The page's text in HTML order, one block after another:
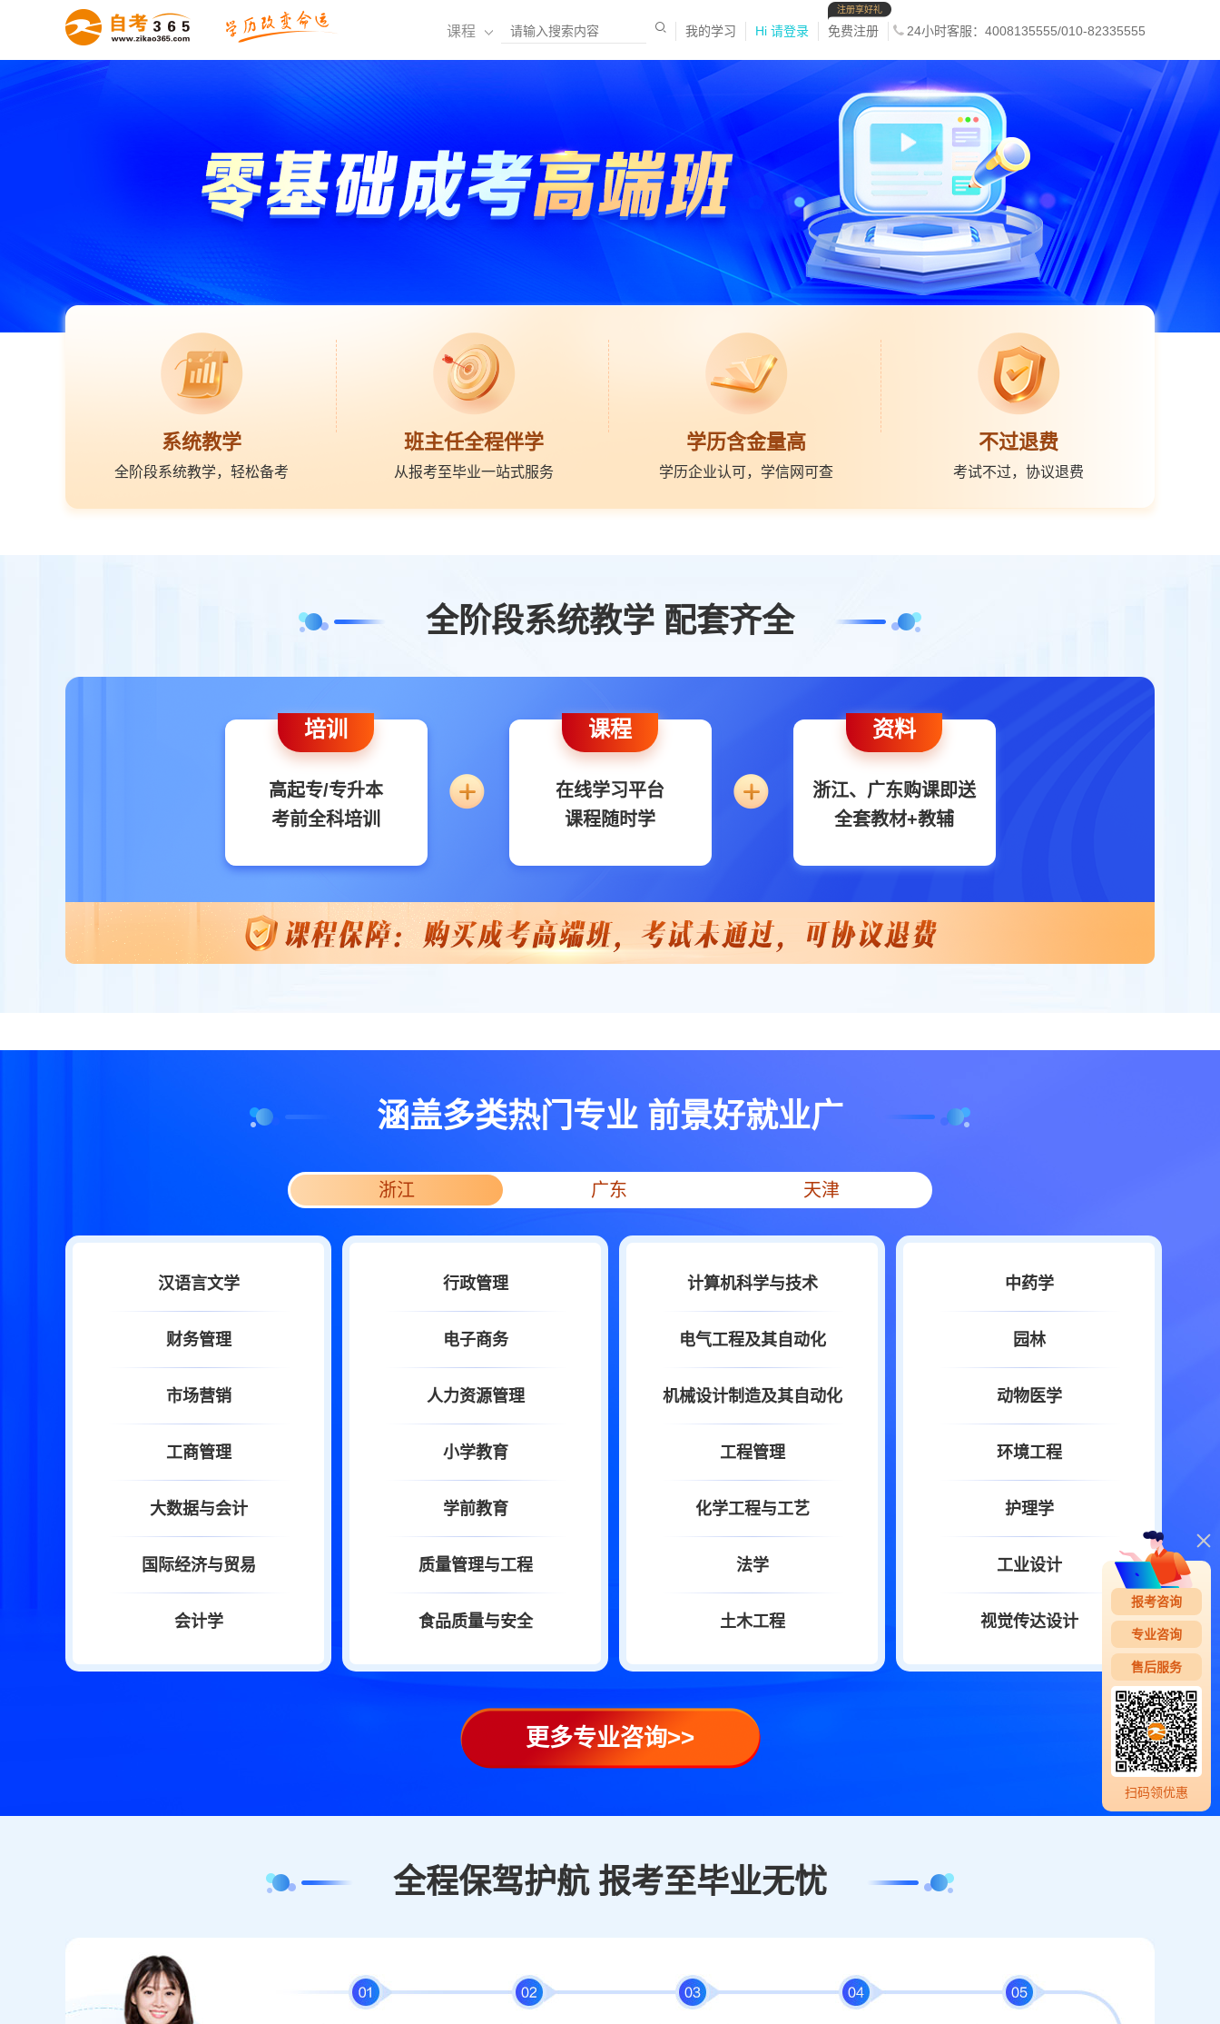
我的学习 Hi 请登录 免费注册
注册享好礼
24小时客服：4008135555/010-82335555
课程
系统教学
全阶段系统教学，轻松备考
班主任全程伴学
从报考至毕业一站式服务
学历含金量高
学历企业认可，学信网可查
不过退费
考试不过，协议退费
全阶段系统教学 配套齐全
培训
高起专/专升本
考前全科培训
课程
在线学习平台
课程随时学
资料
浙江、广东购课即送
全套教材+教辅
涵盖多类热门专业 前景好就业广
浙江 广东 天津
汉语言文学
财务管理
市场营销
工商管理
大数据与会计
国际经济与贸易
会计学
行政管理
电子商务
人力资源管理
小学教育
学前教育
质量管理与工程
食品质量与安全
计算机科学与技术
电气工程及其自动化
机械设计制造及其自动化
工程管理
化学工程与工艺
法学
土木工程
中药学
园林
动物医学
环境工程
护理学
工业设计
视觉传达设计
更多专业咨询>>
全程保驾护航 报考至毕业无忧
报考咨询
专业咨询
售后服务
扫码领优惠